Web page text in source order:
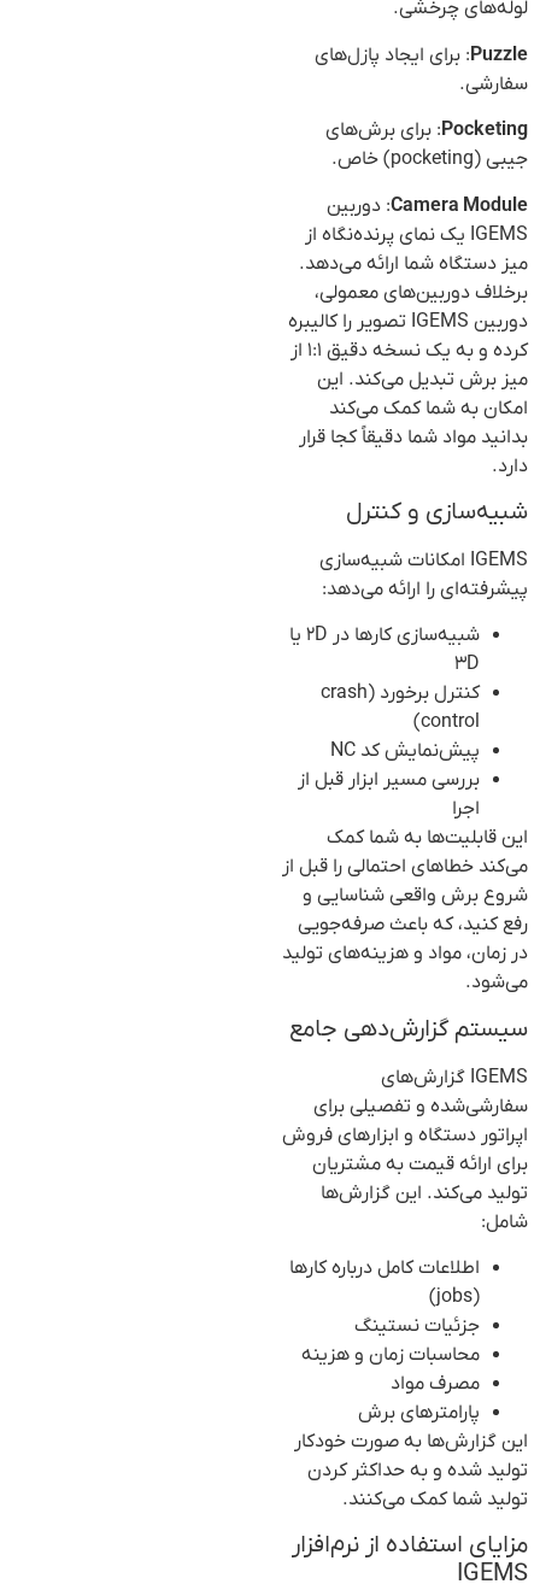
لوله‌های چرخشی.
Puzzle: برای ایجاد پازل‌های
سفارشی.
Pocketing: برای برش‌های
جیبی (pocketing) خاص.
Camera Module: دوربین
IGEMS یک نمای پرنده‌نگاه از
میز دستگاه شما ارائه می‌دهد.
برخلاف دوربین‌های معمولی،
دوربین IGEMS تصویر را کالیبره
کرده و به یک نسخه دقیق ۱:۱ از
میز برش تبدیل می‌کند. این
امکان به شما کمک می‌کند
بدانید مواد شما دقیقاً کجا قرار
دارد.
شبیه‌سازی و کنترل
IGEMS امکانات شبیه‌سازی
پیشرفته‌ای را ارائه می‌دهد:
شبیه‌سازی کارها در ۲D یا
۳D
کنترل برخورد (crash
control)
پیش‌نمایش کد NC
بررسی مسیر ابزار قبل از
اجرا
این قابلیت‌ها به شما کمک
می‌کند خطاهای احتمالی را قبل از
شروع برش واقعی شناسایی و
رفع کنید، که باعث صرفه‌جویی
در زمان، مواد و هزینه‌های تولید
می‌شود.
سیستم گزارش‌دهی جامع
IGEMS گزارش‌های
سفارشی‌شده و تفصیلی برای
اپراتور دستگاه و ابزارهای فروش
برای ارائه قیمت به مشتریان
تولید می‌کند. این گزارش‌ها
شامل:
اطلاعات کامل درباره کارها
(jobs)
جزئیات نستینگ
محاسبات زمان و هزینه
مصرف مواد
پارامترهای برش
این گزارش‌ها به صورت خودکار
تولید شده و به حداکثر کردن
تولید شما کمک می‌کنند.
مزایای استفاده از نرم‌افزار
IGEMS